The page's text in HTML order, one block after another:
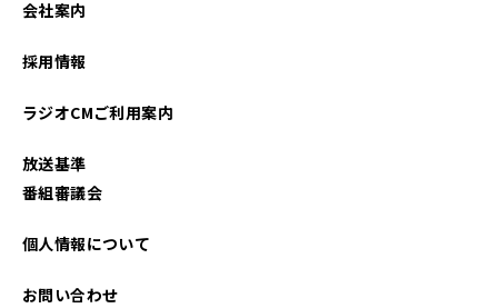
会社案内
採用情報
ラジオCMご利用案内
放送基準
番組審議会
個人情報について
お問い合わせ